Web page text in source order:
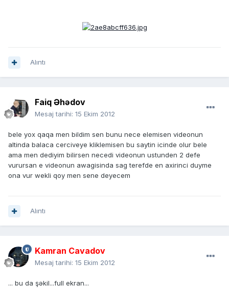
Alıntı
Faiq Əhədov
Mesaj tarihi: 15 Ekim 2012
bele yox qaqa men bildim sen bunu nece elemisen videonun
altinda balaca cerciveye kliklemisen bu saytin icinde olur bele
ama men dediyim bilirsen necedi videonun ustunden 2 defe
vurursan e videonun awagisinda sag terefde en axirinci duyme
ona vur wekli qoy men sene deyecem
Alıntı
Kamran Cavadov
Mesaj tarihi: 15 Ekim 2012
... bu da şəkil...full ekran...